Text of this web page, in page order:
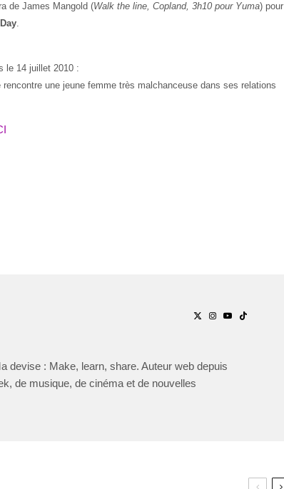
de James Mangold (Walk the line, Copland, 3h10 pour Yuma) pour
.
le 14 juillet 2010 :
une jeune femme très malchanceuse dans ses relations
devise : Make, learn, share. Auteur web depuis
de musique, de cinéma et de nouvelles